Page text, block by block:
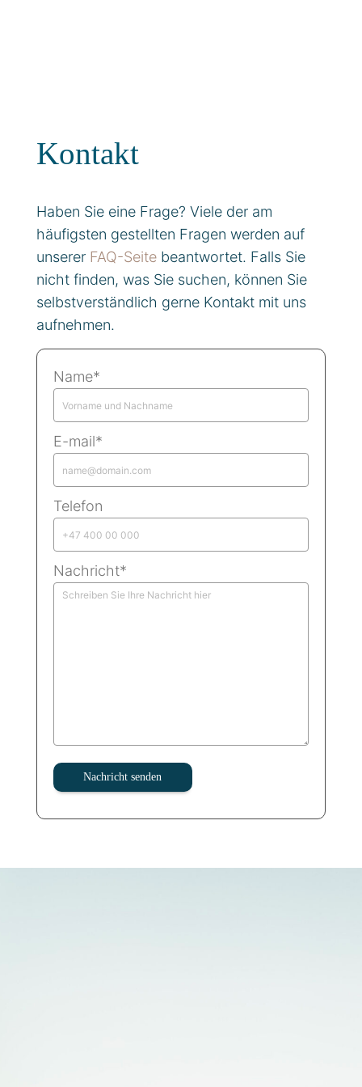
Kontakt
Haben Sie eine Frage? Viele der am
häufigsten gestellten Fragen werden auf
unserer FAQ-Seitebeantwortet. Falls Sie
nicht finden, was Sie suchen, können Sie
selbstverständlich gerne Kontakt mit uns
aufnehmen.
Name*
E-mail*
Telefon
Nachricht*